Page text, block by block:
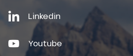
Linkedin
Youtube